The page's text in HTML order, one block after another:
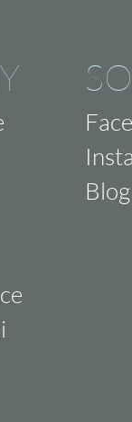
Blog